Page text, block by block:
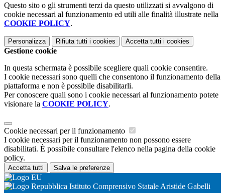
Questo sito o gli strumenti terzi da questo utilizzati si avvalgono di
cookie necessari al funzionamento ed utili alle finalità illustrate nella
COOKIE POLICY.
Personalizza Rifiuta tutti i cookies Accetta tutti i cookies
Gestione cookie
In questa schermata è possibile scegliere quali cookie consentire.
I cookie necessari sono quelli che consentono il funzionamento della
piattaforma e non è possibile disabilitarli.
Per conoscere quali sono i cookie necessari al funzionamento potete
visionare la COOKIE POLICY.
Cookie necessari per il funzionamento
I cookie necessari per il funzionamento non possono essere
disabilitati. È possibile consultare l'elenco nella pagina della cookie
policy.
Accetta tutti Salva le preferenze
Istituto Comprensivo Statale Aristide Gabelli